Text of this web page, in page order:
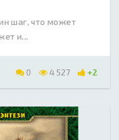
шаг, что может
и...
0 4 527 +2